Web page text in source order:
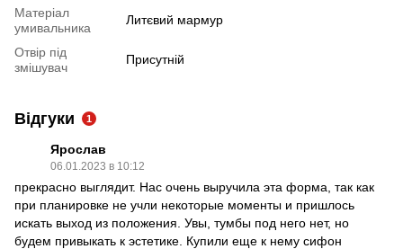
Матеріал
умивальника
Литєвий мармур
Отвір під
змішувач
Присутній
Відгуки 1
Ярослав
06.01.2023 в 10:12
прекрасно выглядит. Нас очень выручила эта форма, так как
при планировке не учли некоторые моменты и пришлось
искать выход из положения. Увы, тумбы под него нет, но
будем привыкать к эстетике. Купили еще к нему сифон